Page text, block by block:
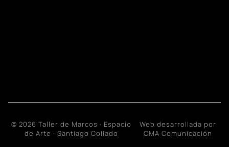
© 2026 Taller de Marcos · Espacio
de Arte · Santiago Collado
Web desarrollada por
CMA Comunicación